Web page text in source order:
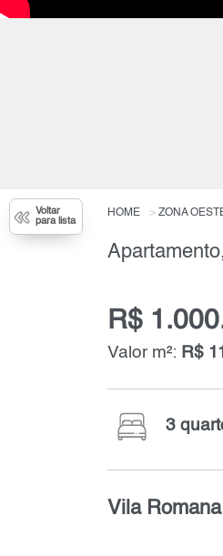
Voltar
para lista
HOME ZONA
R$
Valor m²: R$
3
Vila Romana